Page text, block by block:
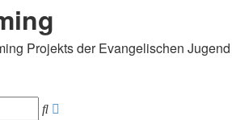
Projekts der Evangelischen Jugend
Suche